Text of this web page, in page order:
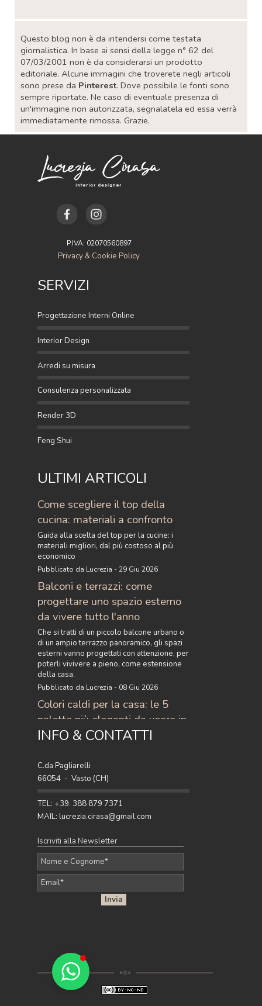
Questo blog non è da intendersi come testata
giornalistica. In base ai sensi della legge n° 62 del
07/03/2001 non è da considerarsi un prodotto
editoriale. Alcune immagini che troverete negli articoli
sono prese da Pinterest. Dove possibile le fonti sono
sempre riportate. Ne caso di eventuale presenza di
un'immagine non autorizzata, segnalatela ed essa verrà
immediatamente rimossa. Grazie.
SERVIZI
Progettazione Interni Online
Interior Design
Arredi su misura
Consulenza personalizzata
Render 3D
Feng Shui
ULTIMI ARTICOLI
INFO & CONTATTI
C.da Pagliarelli
66054 - Vasto (CH)
TEL: +39. 388 879 7371
MAIL: lucrezia.cirasa@gmail.com
Come scegliere il top della
cucina: materiali a confronto
Guida alla scelta del top per la cucine: i
materiali migliori, dal più costoso al più
economico
Pubblicato da Lucrezia - 29 Giu 2026
Balconi e terrazzi: come
progettare uno spazio esterno
da vivere tutto l'anno
Che si tratti di un piccolo balcone urbano o
di un ampio terrazzo panoramico, gli spazi
esterni vanno progettati con attenzione, per
poterli vivivere a pieno, come estensione
della casa.
Pubblicato da Lucrezia - 08 Giu 2026
Colori caldi per la casa: le 5
palette più eleganti da usare in
casa
del momento: 5 palette raffinate con
terracotta, ocra, caramello e ruggine per
arredare con stile.
P.IVA: 02070560897
Privacy & Cookie Policy
Iscriviti alla Newsletter